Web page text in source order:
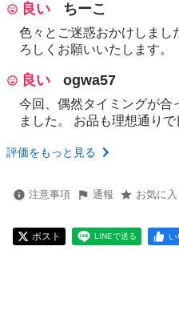
良い ちーこ
色々とご迷惑おかけしまし
ろしくお願いいたします。
良い ogwa57
今回、偶然タイミングが合
ました。 お品も理想通りで
評価をもっと見る
注意事項 通報 お気に入
ポスト LINEで送る い